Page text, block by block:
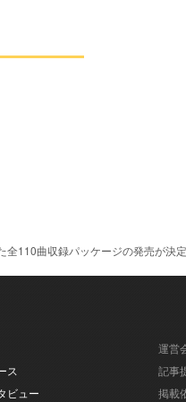
全110曲収録パッケージの発売が決定
ス
ビュー
運営
記事
掲載